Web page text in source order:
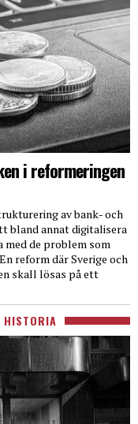
i reformeringen
av bank- och
bland annat digitalisera
de problem som
reform där Sverige och
skall lösas på ett
HISTORIA